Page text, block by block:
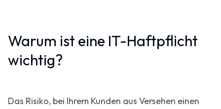
Warum ist eine IT-Haftpflicht
wichtig?
Das Risiko, bei Ihrem Kunden aus Versehen einen